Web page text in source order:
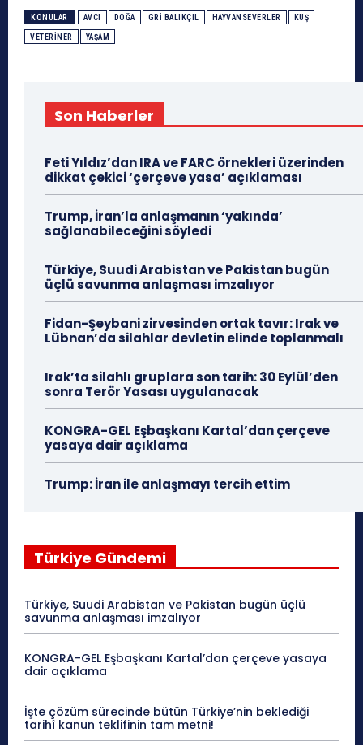
KONULAR AVCI DOĞA GRI BALIKÇIL HAYVANSEVERLER KUŞ
VETERINER YAŞAM
Son Haberler
Feti Yıldız’dan IRA ve FARC örnekleri üzerinden
dikkat çekici ‘çerçeve yasa’ açıklaması
Trump, İran’la anlaşmanın ‘yakında’
sağlanabileceğini söyledi
Türkiye, Suudi Arabistan ve Pakistan bugün
üçlü savunma anlaşması imzalıyor
Fidan-Şeybani zirvesinden ortak tavır: Irak ve
Lübnan’da silahlar devletin elinde toplanmalı
Irak’ta silahlı gruplara son tarih: 30 Eylül’den
sonra Terör Yasası uygulanacak
KONGRA-GEL Eşbaşkanı Kartal’dan çerçeve
yasaya dair açıklama
Trump: İran ile anlaşmayı tercih ettim
Türkiye Gündemi
Türkiye, Suudi Arabistan ve Pakistan bugün üçlü
savunma anlaşması imzalıyor
KONGRA-GEL Eşbaşkanı Kartal’dan çerçeve yasaya
dair açıklama
İşte çözüm sürecinde bütün Türkiye’nin beklediği
tarihî kanun teklifinin tam metni!